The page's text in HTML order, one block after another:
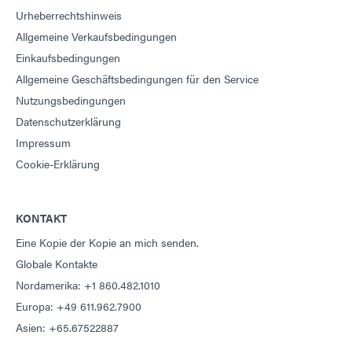
Urheberrechtshinweis
Allgemeine Verkaufsbedingungen
Einkaufsbedingungen
Allgemeine Geschäftsbedingungen für den Service
Nutzungsbedingungen
Datenschutzerklärung
Impressum
Cookie-Erklärung
KONTAKT
Eine Kopie der Kopie an mich senden.
Globale Kontakte
Nordamerika: +1 860.482.1010
Europa: +49 611.962.7900
Asien: +65.67522887